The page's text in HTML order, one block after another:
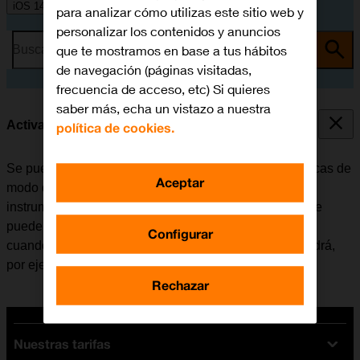
iOS 14.0
Busca por problema o tema
Activar o desactivar el modo de avión
Se pueden interrumpir todas las conexiones inalámbricas de
modo que el móvil no interfiere, por ejemplo, con los
instrumentos de un avión o el equipo de un hospital. Se
pueden seguir utilizando algunas funciones del móvil
cuando el modo de avión está activado, pero no se podrá,
por ejemplo, enviar mensajes ni realizar llamadas.
Nuestras tarifas
para analizar cómo utilizas este sitio web y
personalizar los contenidos y anuncios
que te mostramos en base a tus hábitos
de navegación (páginas visitadas,
frecuencia de acceso, etc) Si quieres
saber más, echa un vistazo a nuestra
política de cookies.
Configurar
Rechazar
Aceptar